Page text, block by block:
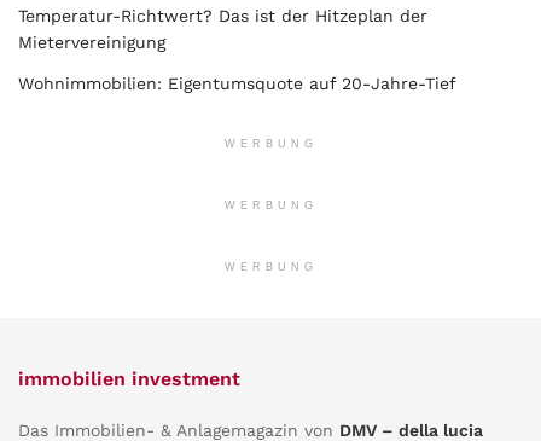
Temperatur-Richtwert? Das ist der Hitzeplan der
Mietervereinigung
Wohnimmobilien: Eigentumsquote auf 20-Jahre-Tief
WERBUNG
WERBUNG
WERBUNG
immobilien investment
Das Immobilien- & Anlagemagazin von DMV – della lucia